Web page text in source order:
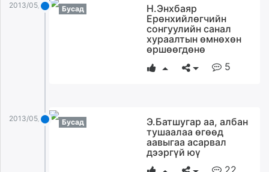
2013/05/20 Бусад
Н.Энхбаяр
Ерөнхийлөгчийн
сонгуулийн санал
хураалтын өмнөхөн
өршөөгдөнө
5
2013/05/20 Бусад
Э.Батшугар аа, албан
тушаалаа өгөөд
аавыгаа асарвал
дээргүй юү
22